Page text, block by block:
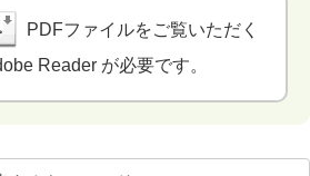
PDFファイルをご覧いただく
Reader が必要です。